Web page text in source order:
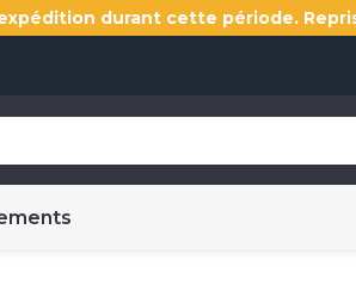
durant cette période.